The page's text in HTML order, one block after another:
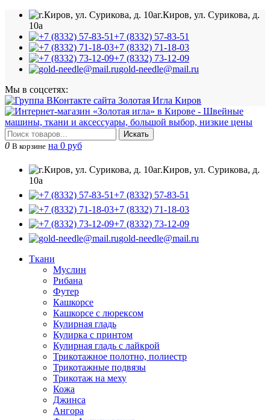
г.Киров, ул. Сурикова, д.
10а
+7 (8332) 57-83-51
+7 (8332) 71-18-03
+7 (8332) 73-12-09
gold-needle@mail.ru
Мы в соцсетях:
Искать
0 В корзине на 0 руб
г.Киров, ул. Сурикова, д.
10а
+7 (8332) 57-83-51
+7 (8332) 71-18-03
+7 (8332) 73-12-09
gold-needle@mail.ru
Ткани
Муслин
Рибана
Футер
Кашкорсе
Кашкорсе с люрексом
Кулирная гладь
Кулирка с принтом
Кулирная гладь с лайкрой
Трикотажное полотно, полиестр
Трикотажные подвязы
Трикотаж на меху
Кожа
Джинса
Ангора